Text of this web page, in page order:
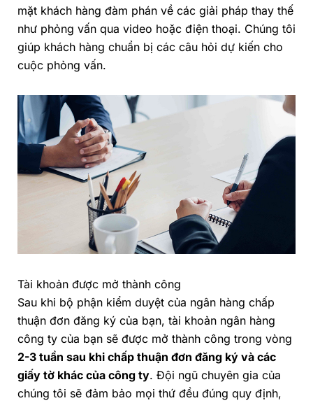
mặt khách hàng đàm phán về các giải pháp thay thế
như phỏng vấn qua video hoặc điện thoại. Chúng tôi
giúp khách hàng chuẩn bị các câu hỏi dự kiến cho
cuộc phỏng vấn.
Tài khoản được mở thành công
Sau khi bộ phận kiểm duyệt của ngân hàng chấp
thuận đơn đăng ký của bạn, tài khoản ngân hàng
công ty của bạn sẽ được mở thành công trong vòng
2-3 tuần sau khi chấp thuận đơn đăng ký và các
giấy tờ khác của công ty. Đội ngũ chuyên gia của
chúng tôi sẽ đảm bảo mọi thứ đều đúng quy định,